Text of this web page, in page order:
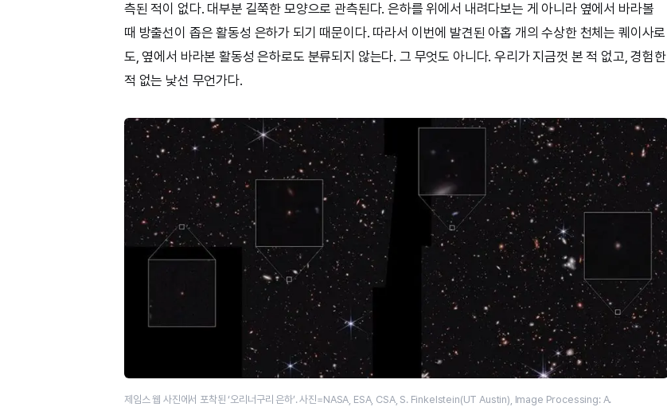
측된 적이 없다. 대부분 길쭉한 모양으로 관측된다. 은하를 위에서 내려다보는 게 아니라 옆에서 바라볼
때 방출선이 좁은 활동성 은하가 되기 때문이다. 따라서 이번에 발견된 아홉 개의 수상한 천체는 퀘이사로
도, 옆에서 바라본 활동성 은하로도 분류되지 않는다. 그 무엇도 아니다. 우리가 지금껏 본 적 없고, 경험한
적 없는 낯선 무언가다.
제임스 웹 사진에서 포착된 ‘오리너구리 은하’. 사진=NASA, ESA, CSA, S. Finkelstein(UT Austin), Image Processing: A.